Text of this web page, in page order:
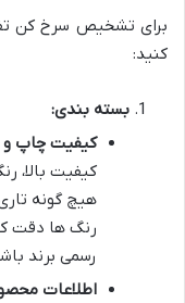
کنید:
بسته بندی:
کیفیت چاپ و
کیفیت بالا،
هیچ گونه
رنگ ها دقت
رسمی برند
اطلاعات